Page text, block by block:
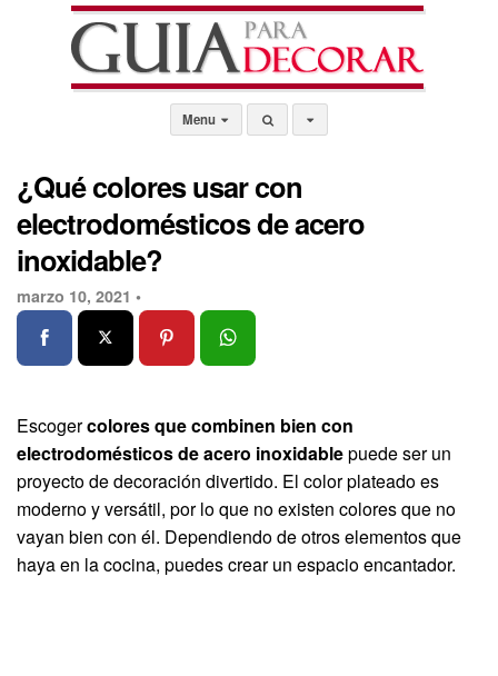
Menu
¿Qué colores usar con
electrodomésticos de acero
inoxidable?
marzo 10, 2021 •
Escogercolores que combinen bien con
electrodomésticos de acero inoxidablepuede ser un
proyecto de decoración divertido. El color plateado es
moderno y versátil, por lo que no existen colores que no
vayan bien con él. Dependiendo de otros elementos que
haya en la cocina, puedes crear un espacio encantador.